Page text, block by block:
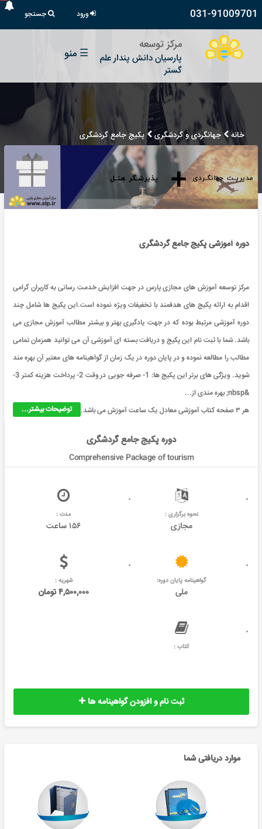
031-91009701 ورود جستجو
مرکز توسعه
پارسیان دانش پندار علم
گستر
☰ منو
خانه جهانگردی و گردشگری پکیج جامع گردشگری
دوره آموزشی پکیج جامع گردشگری
مرکز توسعه آموزش های مجازی پارس در جهت افزایش خدمت رسانی به کاربران گرامی
اقدام به ارائه پکیج های هدفمند با تخفیفات ویژه نموده است.این پکیج ها شامل چند
دوره آموزشی مرتبط بوده که در جهت یادگیری بهتر و بیشتر مطالب آموزش مجازی می
باشد. شما با ثبت نام این پکیج و دریافت بسته ای آموزشی آن می توانید همزمان تمامی
مطالب را مطالعه نموده و در پایان دوره در یک زمان از گواهینامه های معتبر آن بهره مند
شوید. ویژگی های برتر این پکیج ها: 1- صرفه جویی در وقت 2- پرداخت هزینه کمتر 3-
&nbsp; بهره مندی از...
توضیحات بیشتر...
هر ۳ صفحه کتاب آموزشی معادل یک ساعت آموزش می باشد.
دوره پکیج جامع گردشگری
Comprehensive Package of tourism
نحوه برگزاری :
مجازی
مدت :
۱۵۶ ساعت
گواهینامه پایان دوره:
ملی
شهریه :
۴,۵۰۰,۰۰۰ تومان
کتاب :
ثبت نام و افزودن گواهینامه ها
موارد دریافتی شما